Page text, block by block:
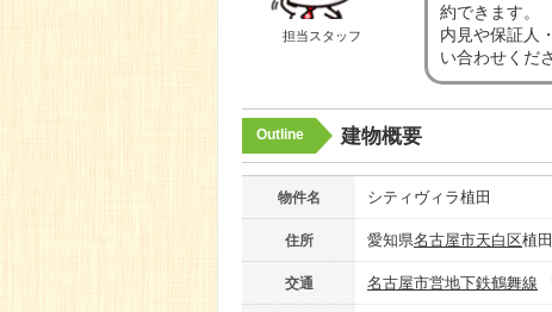
担当スタッフ
約できます。
内見や保証人
い合わせくだ
Outline 建物概要
物件名 シティヴィラ植田
住所 愛知県名古屋市天白区植
交通 名古屋市営地下鉄鶴舞線